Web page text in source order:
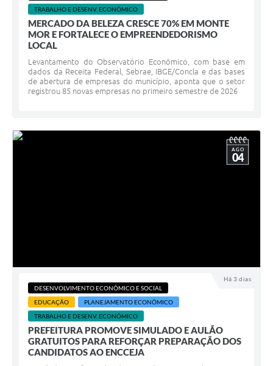
TRABALHO E DESENV. ECONÔMICO
MERCADO DA BELEZA CRESCE 70% EM MONTE
MOR E FORTALECE O EMPREENDEDORISMO
LOCAL
Levantamento do Observatório Econômico, com base em
dados da Receita Federal, Sebrae, IBGE/Concla e das bases
de abertura de empresas do município, aponta que o setor
registrou 85 novas empresas no primeiro semestre de 2026
Há 3 dias
AGO
04
DESENVOLVIMENTO ECONÔMICO E SOCIAL
EDUCAÇÃO
PLANEJAMENTO ECONÔMICO
TRABALHO E DESENV. ECONÔMICO
PREFEITURA PROMOVE SIMULADO E AULÃO
GRATUITOS PARA REFORÇAR PREPARAÇÃO DOS
CANDIDATOS AO ENCCEJA